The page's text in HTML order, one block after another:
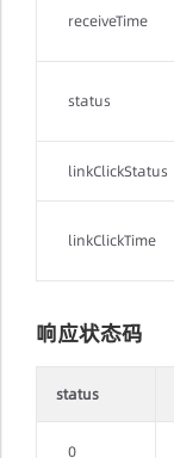
receiveTime
status
linkClickStatus
linkClickTime
响应状态码
status
0